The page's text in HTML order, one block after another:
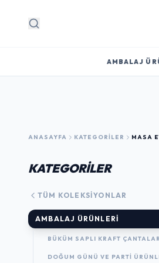
Arama
AMBALAJ
ANASAYFA KATEGORILER MASA
KATEGORİLER
TÜM KOLEKSIYONLAR
AMBALAJ ÜRÜNLERI
BÜKÜM SAPLI KRAFT ÇANTALAR
DOĞUM GÜNÜ VE PARTI